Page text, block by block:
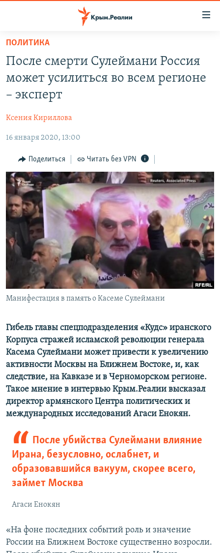
Вернуться
основному
содержанию
главной
Вернутся
поиску
СПЕЦПРОЕКТЫ
11 ЛЕТ ОККУПАЦИИ КРЫМА. 11 ИСТОРИЙ СОПРОТИВЛЕНИЯ
ЕЩЕ
ИНТЕРАКТИВ
ИНФОГРАФИКА
ТЕЛЕПРОЕКТ КРЫМ.РЕАЛИИ
СОВЕТЫ ПРАВОЗАЩИТНИКОВ
ПРОПАВШИЕ БЕЗ ВЕСТИ
ПОБЕДИТЕЛЕЙ НЕ СУДЯТ?
КРЫМ.НЕПОКОРЕННЫЙ
ELIFBE
УКРАИНСКАЯ ПРОБЛЕМА КРЫМА
РАДІО СВОБОДА
КАК ОБОЙТИ БЛОКИРОВКУ
Українською
Qırımtatar
ПРИСОЕДИНЯЙТЕСЬ!
Все сайты RFE/RL
ПОЛИТИКА
После смерти Сулеймани Россия
может усилиться во всем регионе
– эксперт
Ксения Кириллова
16 января 2020, 13:00
Поделиться Читать без VPN
Манифестация в память о Касеме Сулеймани
Гибель главы спецподразделения «Кудс» иранского
Корпуса стражей исламской революции генерала
Касема Сулеймани может привести к увеличению
активности Москвы на Ближнем Востоке, и, как
следствие, на Кавказе и в Черноморском регионе.
Такое мнение в интервью Крым.Реалии высказал
директор армянского Центра политических и
международных исследований Агаси Енокян.
После убийства Сулеймани влияние
Ирана, безусловно, ослабнет, и
образовавшийся вакуум, скорее всего,
займет Москва
Агаси Енокян
«На фоне последних событий роль и значение
России на Ближнем Востоке существенно возросли.